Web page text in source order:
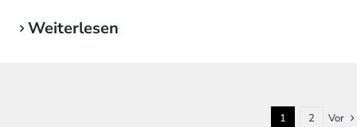
Weiterlesen
1 2 Vor